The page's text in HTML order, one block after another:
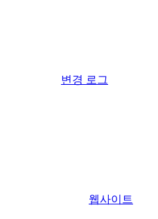
변경 로그
웹사이트